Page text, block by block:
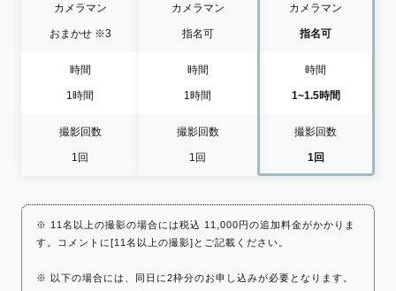
カメラマン
おまかせ ※3
時間
1時間
撮影回数
1回
カメラマン
指名可
時間
1時間
撮影回数
1回
カメラマン
指名可
時間
1~1.5時間
撮影回数
1回
※ 11名以上の撮影の場合には税込 11,000円の追加料金がかかりま
す。コメントに[11名以上の撮影]とご記載ください。
※ 以下の場合には、同日に2枠分のお申し込みが必要となります。